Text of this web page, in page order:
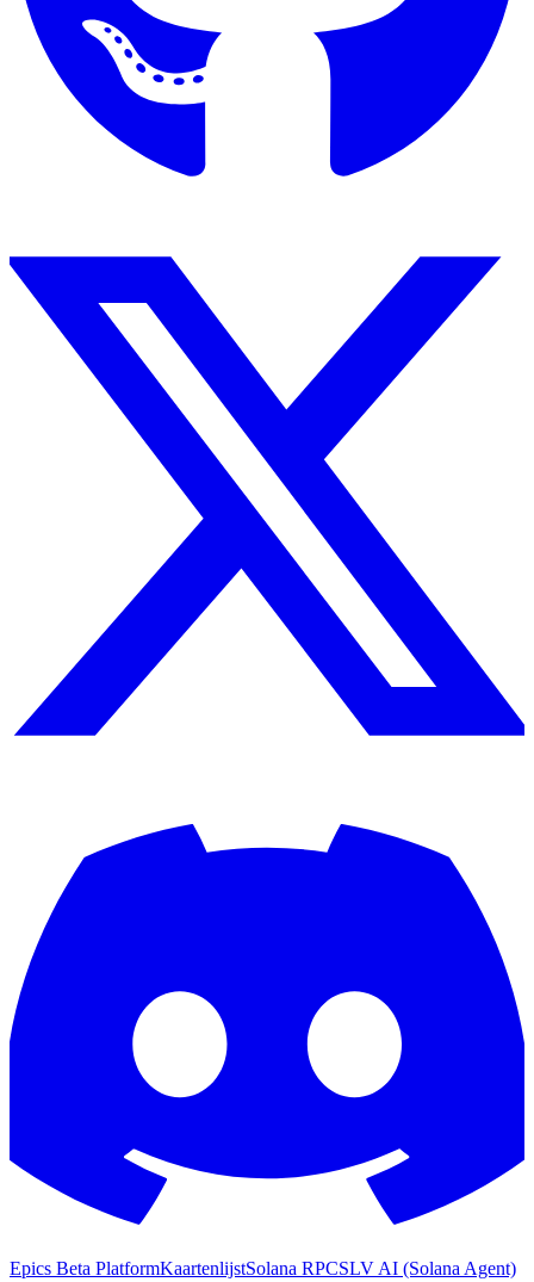
Epics Beta PlatformKaartenlijstSolana RPCSLV AI (Solana Agent)